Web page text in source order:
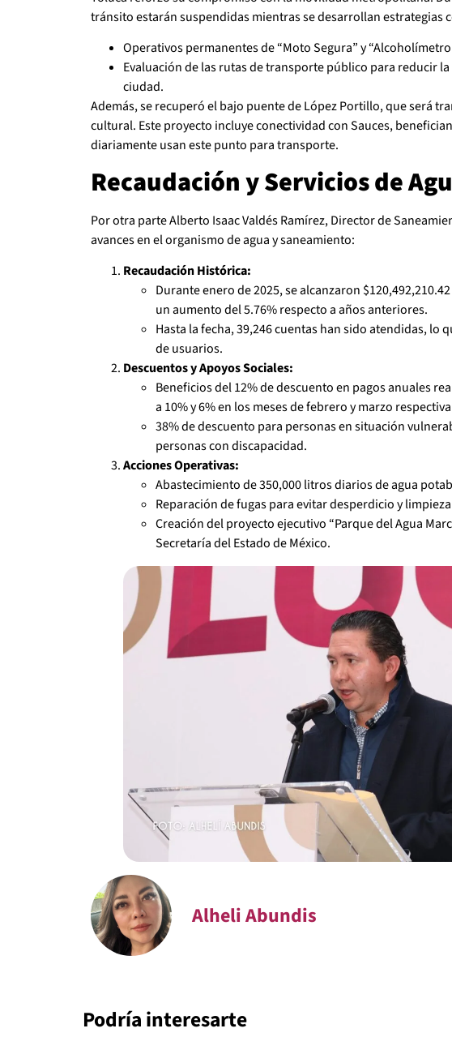
tránsito estarán suspendidas mientras se desarrollan estrategias
Operativos permanentes de “Moto Segura” y
Evaluación de las rutas de transporte público para reducir
ciudad.
Además, se recuperó el bajo puente de López Portillo, que será
cultural. Este proyecto incluye conectividad con Sauces,
diariamente usan este punto para transporte.
Recaudación y Servicios de
Por otra parte Alberto Isaac Valdés Ramírez, Director de
avances en el organismo de agua y saneamiento:
Recaudación Histórica:
Durante enero de 2025, se alcanzaron
un aumento del 5.76% respecto a años anteriores.
Hasta la fecha, 39,246 cuentas han sido atendidas, lo
de usuarios.
Descuentos y Apoyos Sociales:
Beneficios del 12% de descuento en pagos anuales
a 10% y 6% en los meses de febrero y marzo
38% de descuento para personas en situación
personas con discapacidad.
Acciones Operativas:
Abastecimiento de 350,000 litros diarios de agua
Reparación de fugas para evitar desperdicio y
Creación del proyecto ejecutivo “Parque del Agua
Secretaría del Estado de México.
Alheli Abundis
Podría interesarte